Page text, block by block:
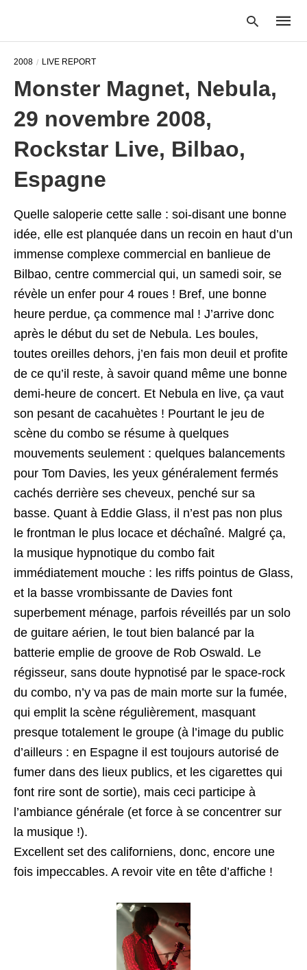
2008 LIVE REPORT
Monster Magnet, Nebula,
29 novembre 2008,
Rockstar Live, Bilbao,
Espagne
Quelle saloperie cette salle : soi-disant une bonne
idée, elle est planquée dans un recoin en haut d’un
immense complexe commercial en banlieue de
Bilbao, centre commercial qui, un samedi soir, se
révèle un enfer pour 4 roues ! Bref, une bonne
heure perdue, ça commence mal ! J’arrive donc
après le début du set de Nebula. Les boules,
toutes oreilles dehors, j’en fais mon deuil et profite
de ce qu’il reste, à savoir quand même une bonne
demi-heure de concert. Et Nebula en live, ça vaut
son pesant de cacahuètes ! Pourtant le jeu de
scène du combo se résume à quelques
mouvements seulement : quelques balancements
pour Tom Davies, les yeux généralement fermés
cachés derrière ses cheveux, penché sur sa
basse. Quant à Eddie Glass, il n’est pas non plus
le frontman le plus locace et déchaîné. Malgré ça,
la musique hypnotique du combo fait
immédiatement mouche : les riffs pointus de Glass,
et la basse vrombissante de Davies font
superbement ménage, parfois réveillés par un solo
de guitare aérien, le tout bien balancé par la
batterie emplie de groove de Rob Oswald. Le
régisseur, sans doute hypnotisé par le space-rock
du combo, n’y va pas de main morte sur la fumée,
qui emplit la scène régulièrement, masquant
presque totalement le groupe (à l’image du public
d’ailleurs : en Espagne il est toujours autorisé de
fumer dans des lieux publics, et les cigarettes qui
font rire sont de sortie), mais ceci participe à
l’ambiance générale (et force à se concentrer sur
la musique !).
Excellent set des californiens, donc, encore une
fois impeccables. A revoir vite en tête d’affiche !